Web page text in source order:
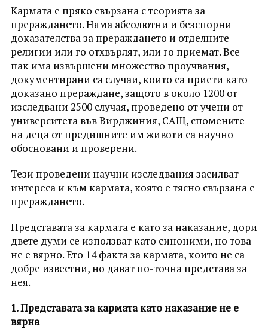
Кармата е пряко свързана с теорията за
прераждането. Няма абсолютни и безспорни
доказателства за прераждането и отделните
религии или го отхвърлят, или го приемат. Все
пак има извършени множество проучвания,
документирани са случаи, които са приети като
доказано прераждане, защото в около 1200 от
изследвани 2500 случая, проведено от учени от
университета във Вирджиния, САЩ, спомените
на деца от предишните им животи са научно
обосновани и проверени.
Тези проведени научни изследвания засилват
интереса и към кармата, която е тясно свързана с
прераждането.
Представата за кармата е като за наказание, дори
двете думи се използват като синоними, но това
не е вярно. Ето 14 факта за кармата, които не са
добре известни, но дават по-точна представа за
нея.
1. Представата за кармата като наказание не е
вярна